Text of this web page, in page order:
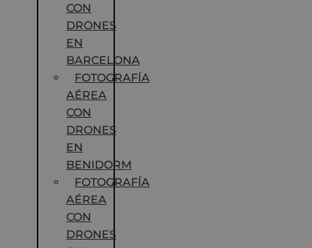
CON
DRONES
EN
BARCELONA
FOTOGRAFÍA
AÉREA
CON
DRONES
EN
BENIDORM
FOTOGRAFÍA
AÉREA
CON
DRONES